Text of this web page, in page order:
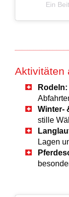
Ein
Aktivitäten
Rodeln:
Winter-
stille
Lagen